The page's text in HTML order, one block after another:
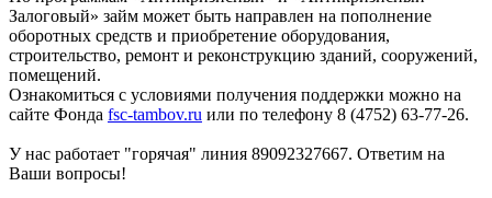
Залоговый» займ может быть направлен на пополнение
оборотных средств и приобретение оборудования,
строительство, ремонт и реконструкцию зданий, сооружений,
помещений.
Ознакомиться с условиями получения поддержки можно на
сайте Фонда fsc-tambov.ru или по телефону 8 (4752) 63-77-26.
У нас работает "горячая" линия 89092327667. Ответим на
Ваши вопросы!